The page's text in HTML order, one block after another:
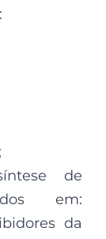
de
em:
da